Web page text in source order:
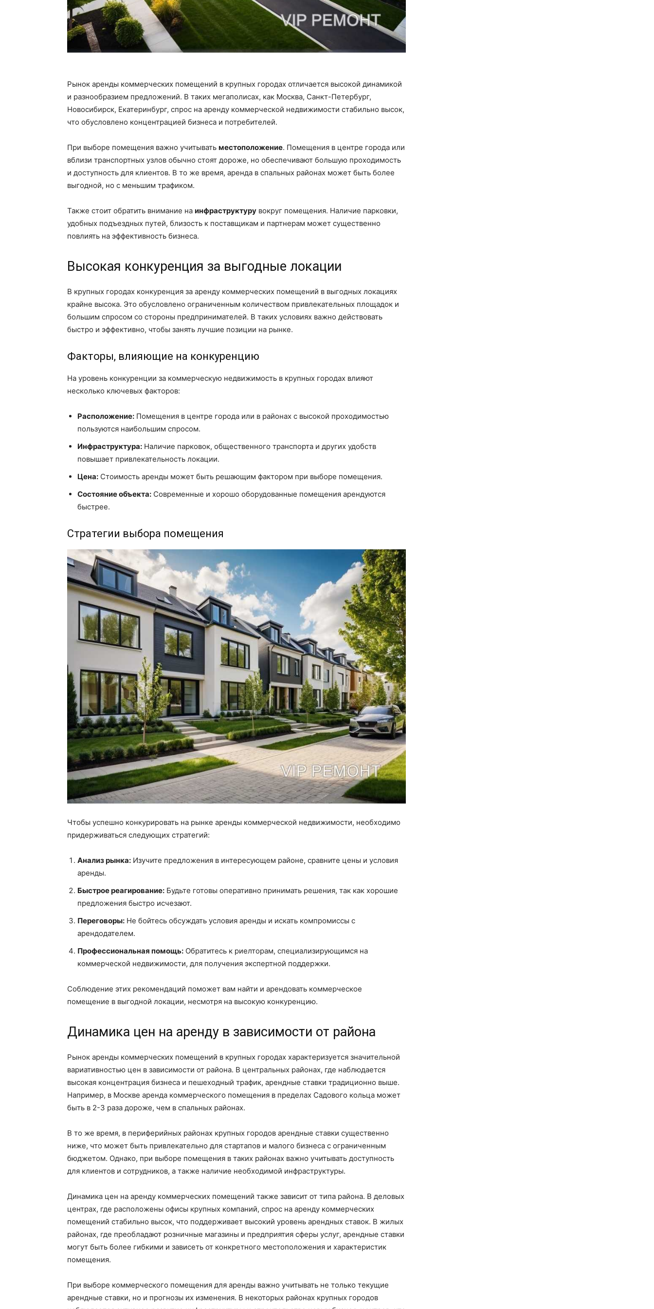
Рынок аренды коммерческих помещений в крупных городах отличается высокой динамикой
и разнообразием предложений. В таких мегаполисах, как Москва, Санкт-Петербург,
Новосибирск, Екатеринбург, спрос на аренду коммерческой недвижимости стабильно высок,
что обусловлено концентрацией бизнеса и потребителей.
При выборе помещения важно учитывать местоположение. Помещения в центре города или
вблизи транспортных узлов обычно стоят дороже, но обеспечивают большую проходимость
и доступность для клиентов. В то же время, аренда в спальных районах может быть более
выгодной, но с меньшим трафиком.
Также стоит обратить внимание на инфраструктуру вокруг помещения. Наличие парковки,
удобных подъездных путей, близость к поставщикам и партнерам может существенно
повлиять на эффективность бизнеса.
Высокая конкуренция за выгодные локации
В крупных городах конкуренция за аренду коммерческих помещений в выгодных локациях
крайне высока. Это обусловлено ограниченным количеством привлекательных площадок и
большим спросом со стороны предпринимателей. В таких условиях важно действовать
быстро и эффективно, чтобы занять лучшие позиции на рынке.
Факторы, влияющие на конкуренцию
На уровень конкуренции за коммерческую недвижимость в крупных городах влияют
несколько ключевых факторов:
Расположение: Помещения в центре города или в районах с высокой проходимостью
пользуются наибольшим спросом.
Инфраструктура: Наличие парковок, общественного транспорта и других удобств
повышает привлекательность локации.
Цена: Стоимость аренды может быть решающим фактором при выборе помещения.
Состояние объекта: Современные и хорошо оборудованные помещения арендуются
быстрее.
Стратегии выбора помещения
Чтобы успешно конкурировать на рынке аренды коммерческой недвижимости, необходимо
придерживаться следующих стратегий:
Анализ рынка: Изучите предложения в интересующем районе, сравните цены и условия
аренды.
Быстрое реагирование: Будьте готовы оперативно принимать решения, так как хорошие
предложения быстро исчезают.
Переговоры: Не бойтесь обсуждать условия аренды и искать компромиссы с
арендодателем.
Профессиональная помощь: Обратитесь к риелторам, специализирующимся на
коммерческой недвижимости, для получения экспертной поддержки.
Соблюдение этих рекомендаций поможет вам найти и арендовать коммерческое
помещение в выгодной локации, несмотря на высокую конкуренцию.
Динамика цен на аренду в зависимости от района
Рынок аренды коммерческих помещений в крупных городах характеризуется значительной
вариативностью цен в зависимости от района. В центральных районах, где наблюдается
высокая концентрация бизнеса и пешеходный трафик, арендные ставки традиционно выше.
Например, в Москве аренда коммерческого помещения в пределах Садового кольца может
быть в 2-3 раза дороже, чем в спальных районах.
В то же время, в периферийных районах крупных городов арендные ставки существенно
ниже, что может быть привлекательно для стартапов и малого бизнеса с ограниченным
бюджетом. Однако, при выборе помещения в таких районах важно учитывать доступность
для клиентов и сотрудников, а также наличие необходимой инфраструктуры.
Динамика цен на аренду коммерческих помещений также зависит от типа района. В деловых
центрах, где расположены офисы крупных компаний, спрос на аренду коммерческих
помещений стабильно высок, что поддерживает высокий уровень арендных ставок. В жилых
районах, где преобладают розничные магазины и предприятия сферы услуг, арендные ставки
могут быть более гибкими и зависеть от конкретного местоположения и характеристик
помещения.
При выборе коммерческого помещения для аренды важно учитывать не только текущие
арендные ставки, но и прогнозы их изменения. В некоторых районах крупных городов